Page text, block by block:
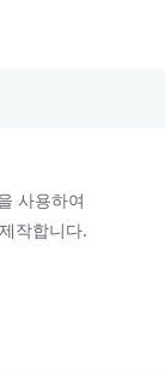
사용하여
작합니다.